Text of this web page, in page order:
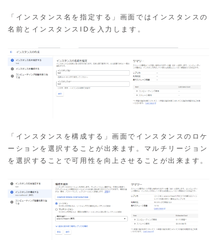
「インスタンス名を指定する」画面ではインスタンスの
名前とインスタンスIDを入力します。
「インスタンスを構成する」画面でインスタンスのロケ
ーションを選択することが出来ます。マルチリージョン
を選択することで可用性を向上させることが出来ます。